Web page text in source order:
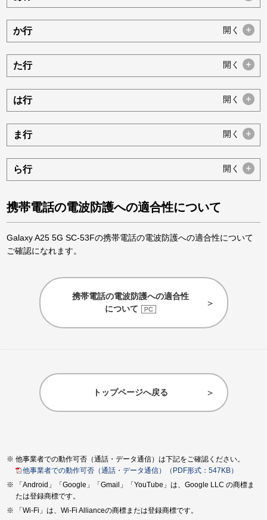
か行 開く
た行 開く
は行 開く
ま行 開く
ら行 開く
携帯電話の電波防護への適合性について
Galaxy A25 5G SC-53Fの携帯電話の電波防護への適合性について
ご確認になれます。
携帯電話の電波防護への適合性
について
トップページへ戻る
他事業者での動作可否（通話・データ通信）は下記をご確認ください。
他事業者での動作可否（通話・データ通信）（PDF形式：547KB）
「Android」「Google」「Gmail」「YouTube」は、Google LLC の商標ま
たは登録商標です。
「Wi-Fi」は、Wi-Fi Allianceの商標または登録商標です。